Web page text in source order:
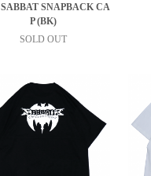
SABBAT SNAPBACK CA
P (BK)
SOLD OUT